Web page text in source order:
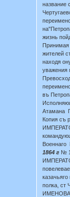
название
жизнь
Принимая
жителей
находя
уважения
въ
Атамана
Копия съ
Военнаго
1864 г №
полка, ст